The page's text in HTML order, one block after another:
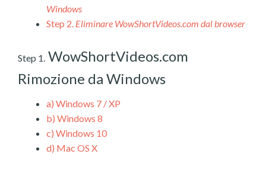
Windows
Step 2. Eliminare WowShortVideos.com dal browser
Step 1. WowShortVideos.com
Rimozione da Windows
a) Windows 7 / XP
b) Windows 8
c) Windows 10
d) Mac OS X